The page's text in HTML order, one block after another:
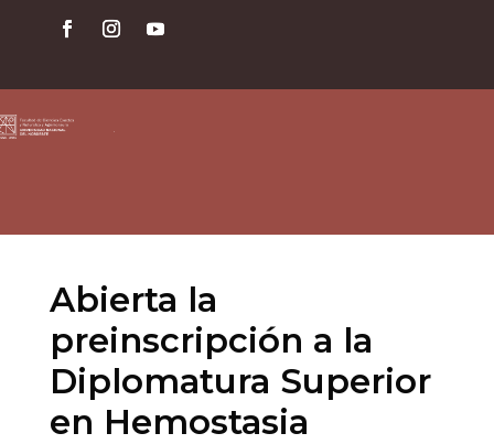
Abierta la
preinscripción a la
Diplomatura Superior
en Hemostasia